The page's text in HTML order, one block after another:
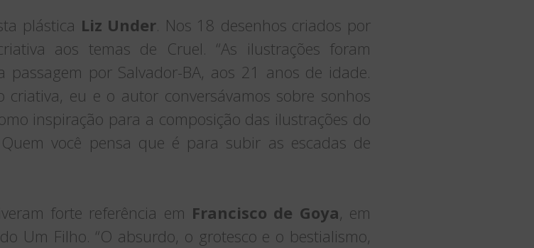
plástica Liz Under. Nos 18 desenhos criados por
aos temas de Cruel. “As ilustrações foram
por Salvador-BA, aos 21 anos de idade.
criativa, eu e o autor conversávamos sobre sonhos
inspiração para a composição das ilustrações do
você pensa que é para subir as escadas de
forte referência em Francisco de Goya, em
Um Filho. “O absurdo, o grotesco e o bestialismo,